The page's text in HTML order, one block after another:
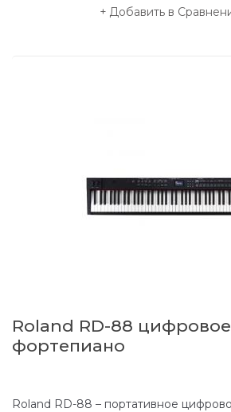
Добавить в
Roland RD-88 цифровое
фортепиано
Roland RD-88 – портативное